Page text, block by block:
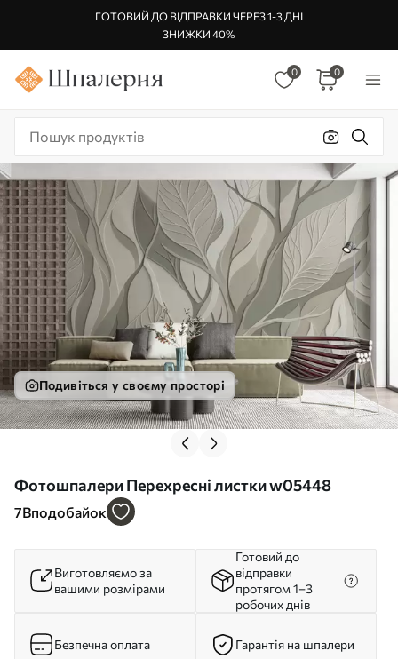
ГОТОВИЙ ДО ВІДПРАВКИ ЧЕРЕЗ 1-3 ДНІ
ЗНИЖКИ 40%
0 0
Подивіться у своєму просторі
Фотошпалери Перехресні листки w05448
7Вподобайок
Виготовляємо за
вашими розмірами
Готовий до
відправки
протягом 1–3
робочих днів
Безпечна оплата Гарантія на шпалери